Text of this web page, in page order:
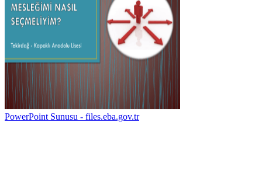
PowerPoint Sunusu - files.eba.gov.tr